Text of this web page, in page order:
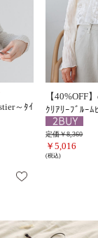
～ﾀｲ
【40%OFF
ｸﾘｱﾘｰﾌﾞﾙｰﾑ
定価￥8,360
￥5,016
(税込)